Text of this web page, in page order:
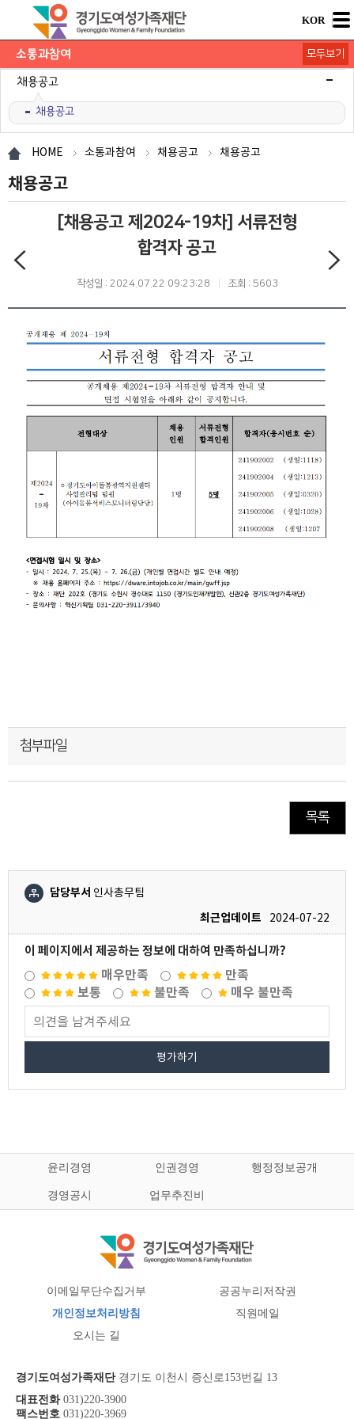
KOR
소통과참여
공지사항
채용공고
채용공고
모집/행사
카드뉴스
언론보도
도민의 의견
재단 간행물
모두보기
HOME 소통과참여 채용공고 채용공고
채용공고
[채용공고 제2024-19차] 서류전형
합격자 공고
작성일 : 2024.07.22 09:23:28 조회 : 5603
첨부파일
목록
담당부서 인사총무팀
최근업데이트
2024-07-22
이 페이지에서 제공하는 정보에 대하여 만족하십니까?
매우만족
만족
보통
불만족 매우 불만족
평가하기
윤리경영 인권경영 행정정보공개
경영공시 업무추진비
이메일무단수집거부
공공누리저작권
개인정보처리방침
직원메일
오시는 길
경기도여성가족재단경기도 이천시 증신로153번길 13
대표전화031)220-3900
팩스번호 031)220-3969